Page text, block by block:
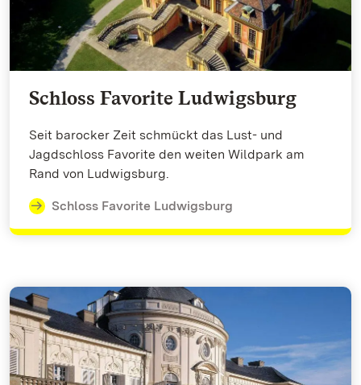
Schloss Favorite Ludwigsburg
Seit barocker Zeit schmückt das Lust- und
Jagdschloss Favorite den weiten Wildpark am
Rand von Ludwigsburg.
Schloss Favorite Ludwigsburg